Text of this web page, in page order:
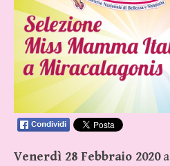
Venerdì 28 Febbraio 2020a